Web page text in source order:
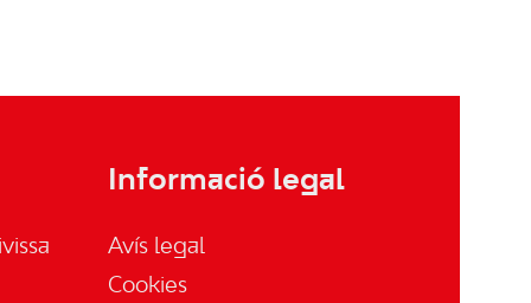
Informació legal
Avís legal
Cookies